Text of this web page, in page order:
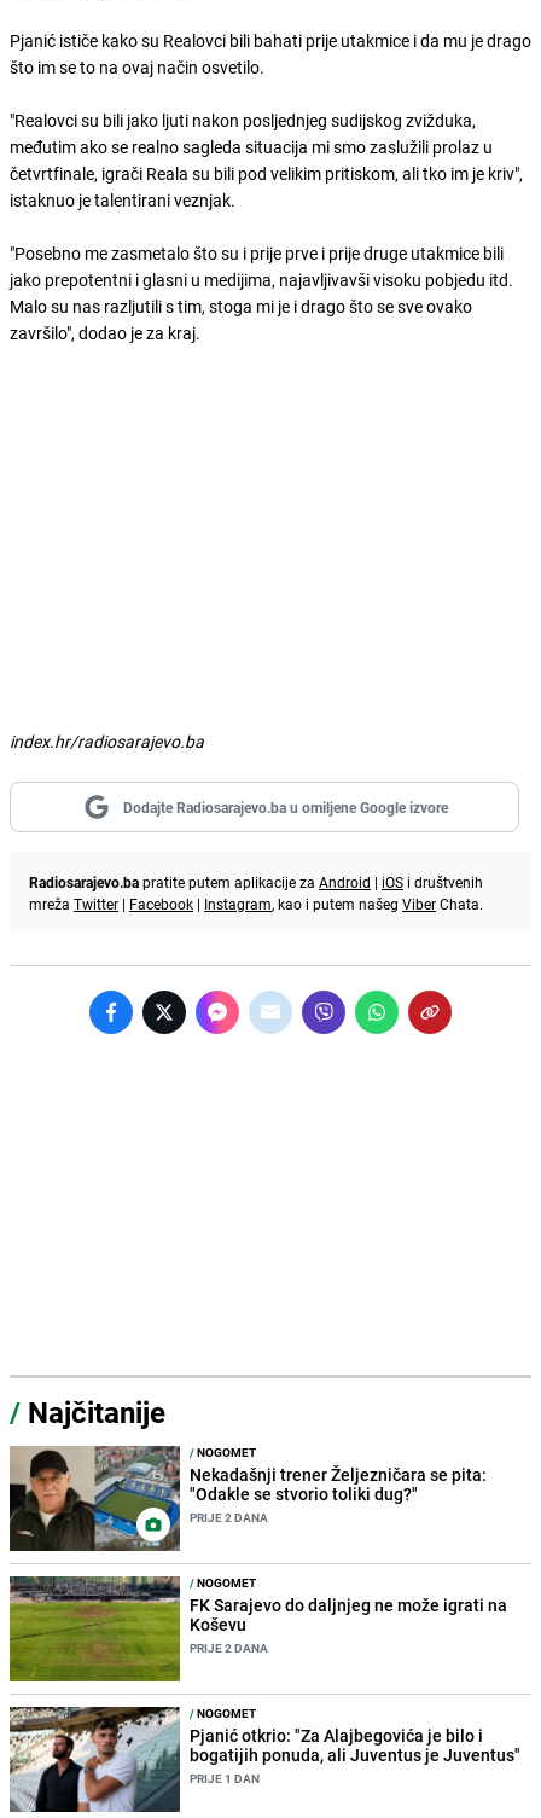
Pjanić ističe kako su Realovci bili bahati prije utakmice i da mu je drago
što im se to na ovaj način osvetilo.
"Realovci su bili jako ljuti nakon posljednjeg sudijskog zvižduka,
međutim ako se realno sagleda situacija mi smo zaslužili prolaz u
četvrtfinale, igrači Reala su bili pod velikim pritiskom, ali tko im je kriv",
istaknuo je talentirani veznjak.
"Posebno me zasmetalo što su i prije prve i prije druge utakmice bili
jako prepotentni i glasni u medijima, najavljivavši visoku pobjedu itd.
Malo su nas razljutili s tim, stoga mi je i drago što se sve ovako
završilo", dodao je za kraj.
index.hr/radiosarajevo.ba
Dodajte Radiosarajevo.ba u omiljene Google izvore
Radiosarajevo.bapratite putem aplikacije za Android | iOS i društvenih
mreža Twitter | Facebook | Instagram, kao i putem našeg ViberChata.
/ Najčitanije
/NOGOMET
Nekadašnji trener Željezničara se pita:
"Odakle se stvorio toliki dug?"
PRIJE 2 DANA
/NOGOMET
FK Sarajevo do daljnjeg ne može igrati na
Koševu
PRIJE 2 DANA
/NOGOMET
Pjanić otkrio: "Za Alajbegovića je bilo i
bogatijih ponuda, ali Juventus je Juventus"
PRIJE 1 DAN